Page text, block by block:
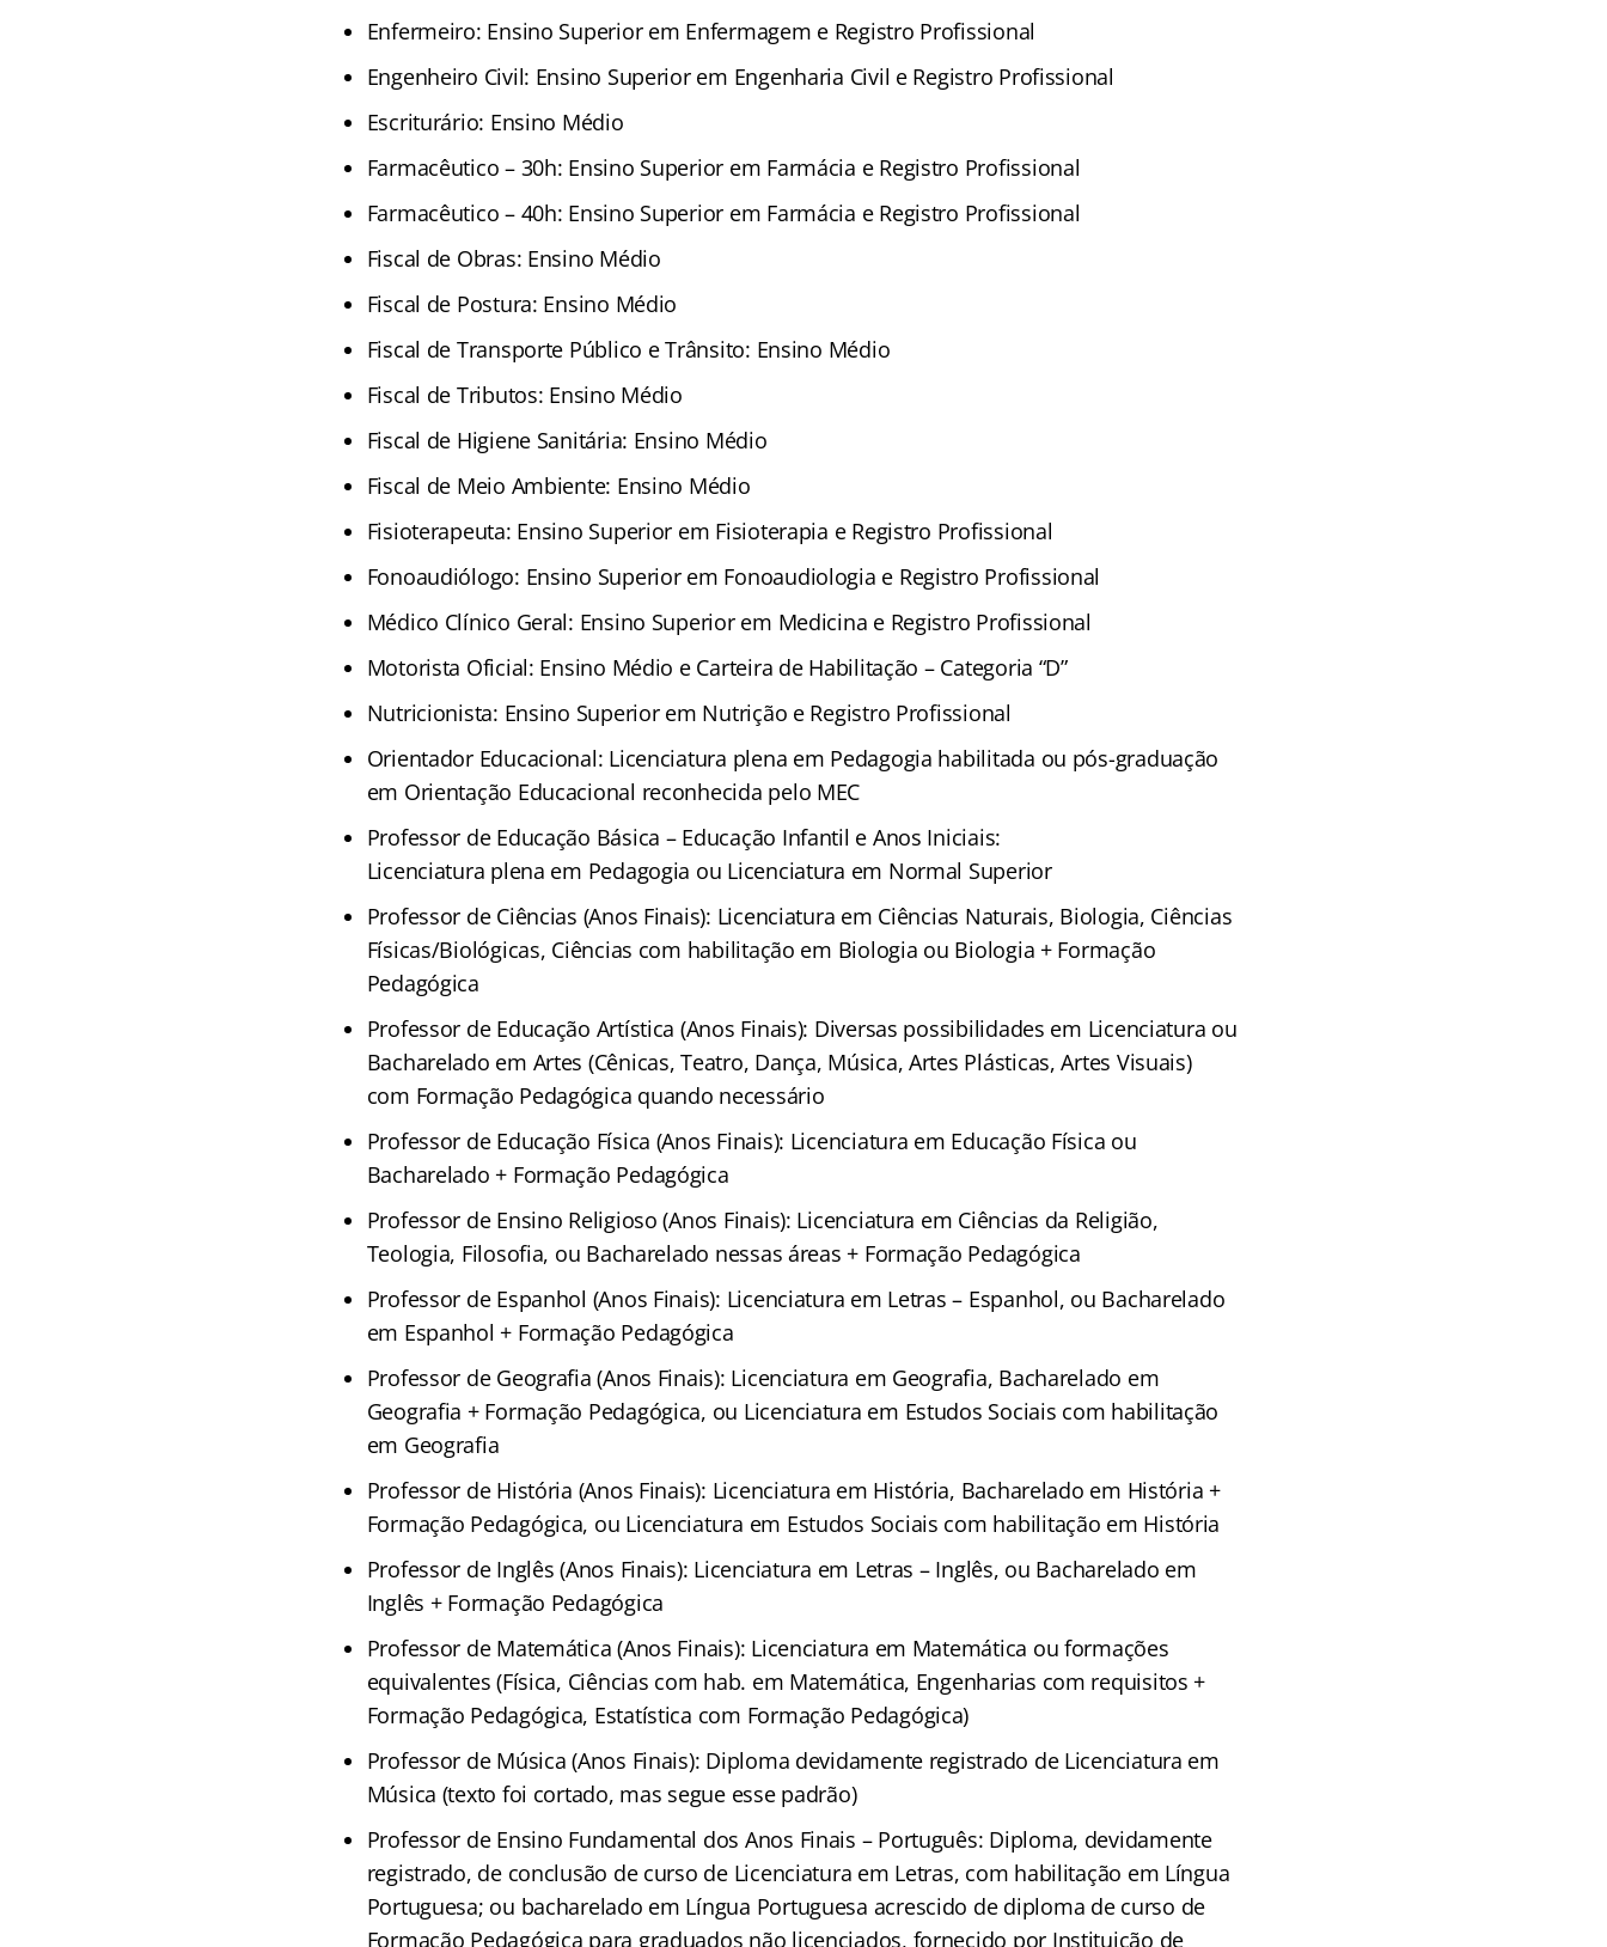
Enfermeiro: Ensino Superior em Enfermagem e Registro Profissional
Engenheiro Civil: Ensino Superior em Engenharia Civil e Registro Profissional
Escriturário: Ensino Médio
Farmacêutico – 30h: Ensino Superior em Farmácia e Registro Profissional
Farmacêutico – 40h: Ensino Superior em Farmácia e Registro Profissional
Fiscal de Obras: Ensino Médio
Fiscal de Postura: Ensino Médio
Fiscal de Transporte Público e Trânsito: Ensino Médio
Fiscal de Tributos: Ensino Médio
Fiscal de Higiene Sanitária: Ensino Médio
Fiscal de Meio Ambiente: Ensino Médio
Fisioterapeuta: Ensino Superior em Fisioterapia e Registro Profissional
Fonoaudiólogo: Ensino Superior em Fonoaudiologia e Registro Profissional
Médico Clínico Geral: Ensino Superior em Medicina e Registro Profissional
Motorista Oficial: Ensino Médio e Carteira de Habilitação – Categoria “D”
Nutricionista: Ensino Superior em Nutrição e Registro Profissional
Orientador Educacional: Licenciatura plena em Pedagogia habilitada ou pós-graduação
em Orientação Educacional reconhecida pelo MEC
Professor de Educação Básica – Educação Infantil e Anos Iniciais:
Licenciatura plena em Pedagogia ou Licenciatura em Normal Superior
Professor de Ciências (Anos Finais): Licenciatura em Ciências Naturais, Biologia, Ciências
Físicas/Biológicas, Ciências com habilitação em Biologia ou Biologia + Formação
Pedagógica
Professor de Educação Artística (Anos Finais): Diversas possibilidades em Licenciatura ou
Bacharelado em Artes (Cênicas, Teatro, Dança, Música, Artes Plásticas, Artes Visuais)
com Formação Pedagógica quando necessário
Professor de Educação Física (Anos Finais): Licenciatura em Educação Física ou
Bacharelado + Formação Pedagógica
Professor de Ensino Religioso (Anos Finais): Licenciatura em Ciências da Religião,
Teologia, Filosofia, ou Bacharelado nessas áreas + Formação Pedagógica
Professor de Espanhol (Anos Finais): Licenciatura em Letras – Espanhol, ou Bacharelado
em Espanhol + Formação Pedagógica
Professor de Geografia (Anos Finais): Licenciatura em Geografia, Bacharelado em
Geografia + Formação Pedagógica, ou Licenciatura em Estudos Sociais com habilitação
em Geografia
Professor de História (Anos Finais): Licenciatura em História, Bacharelado em História +
Formação Pedagógica, ou Licenciatura em Estudos Sociais com habilitação em História
Professor de Inglês (Anos Finais): Licenciatura em Letras – Inglês, ou Bacharelado em
Inglês + Formação Pedagógica
Professor de Matemática (Anos Finais): Licenciatura em Matemática ou formações
equivalentes (Física, Ciências com hab. em Matemática, Engenharias com requisitos +
Formação Pedagógica, Estatística com Formação Pedagógica)
Professor de Música (Anos Finais): Diploma devidamente registrado de Licenciatura em
Música (texto foi cortado, mas segue esse padrão)
Professor de Ensino Fundamental dos Anos Finais – Português: Diploma, devidamente
registrado, de conclusão de curso de Licenciatura em Letras, com habilitação em Língua
Portuguesa; ou bacharelado em Língua Portuguesa acrescido de diploma de curso de
Formação Pedagógica para graduados não licenciados, fornecido por Instituição de